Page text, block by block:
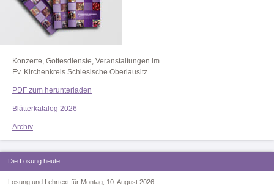
Konzerte, Gottesdienste, Veranstaltungen im
Ev. Kirchenkreis Schlesische Oberlausitz
PDF zum herunterladen
Blätterkatalog 2026
Archiv
Die Losung heute
Losung und Lehrtext für Montag, 10. August 2026: